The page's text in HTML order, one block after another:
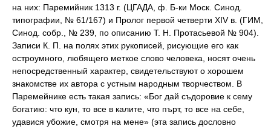
на них: Паремийник 1313 г. (ЦГАДА, ф. Б-ки Моск. Синод.
типографии, № 61/167) и Пролог первой четверти XIV в. (ГИМ,
Синод. собр., № 239, по описанию Т. Н. Протасьевой № 904).
Записи К. П. на полях этих рукописей, рисующие его как
остроумного, любящего меткое слово человека, носят очень
непосредственный характер, свидетельствуют о хорошем
знакомстве их автора с устным народным творчеством. В
Паремейнике есть такая запись: «Бог дай съдоровие к сему
богатию: что кун, то все в калите, что пърт, то все на себе,
удавися убожие, смотря на мене» (эта запись дословно